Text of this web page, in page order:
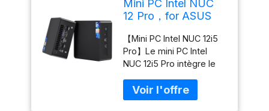
Mini PC Intel NUC
12 Pro，for ASUS
Street Canyon
NUC12WSHi5 i5-
1240P 12e gen, 12
cœurs, 12 Mo Cache
Intel Smart, Turbo
4,4 GHz, Iris XE 28
【Mini PC Intel NUC 12i5
Pro】Le mini PC Intel
NUC 12i5 Pro intègre le
1240P de 12e génération,
offrant 12 cœurs (4P+8E),